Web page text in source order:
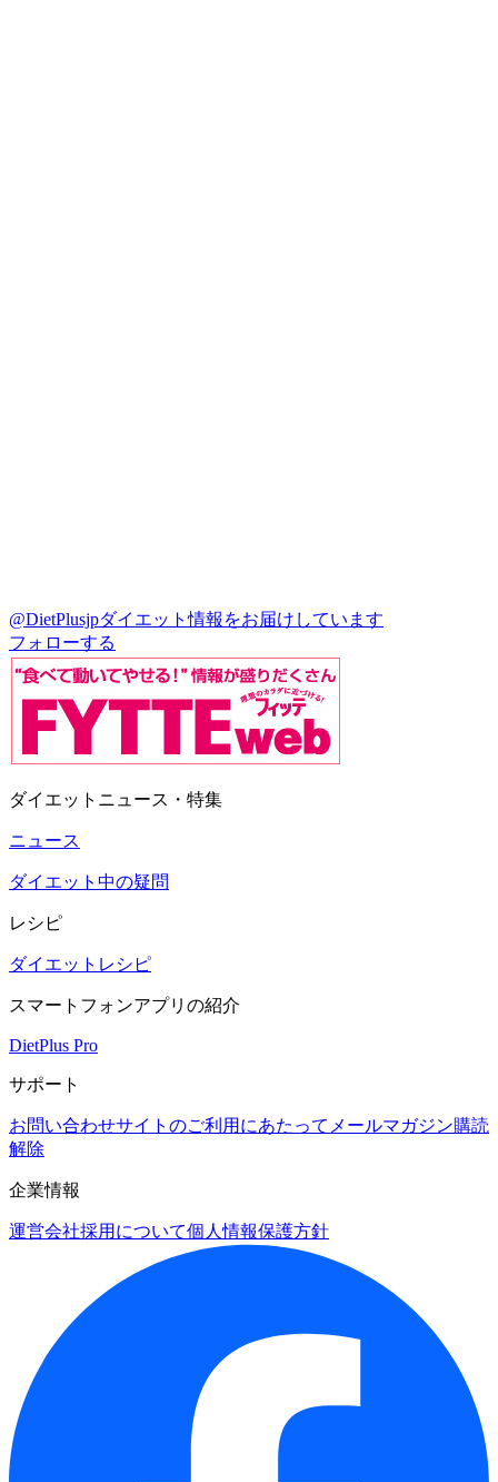
@DietPlusjpダイエット情報をお届けしています
フォローする
ダイエットニュース・特集
ニュース
ダイエット中の疑問
レシピ
ダイエットレシピ
スマートフォンアプリの紹介
DietPlus Pro
サポート
お問い合わせサイトのご利用にあたって メールマガジン購読
解除
企業情報
運営会社採用について個人情報保護方針